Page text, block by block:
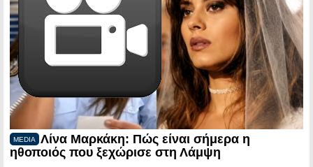
MEDIA
Λίνα Μαρκάκη: Πώς είναι σήμερα η
ηθοποιός που ξεχώρισε στη Λάμψη